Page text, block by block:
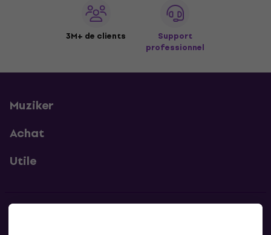
3M+ de clients
Support
professionnel
Muziker
Achat
Utile